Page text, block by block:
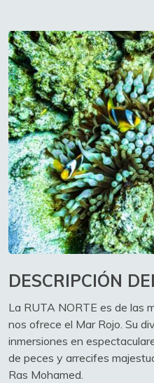
DESCRIPCIÓN
La RUTA NORTE es de las
nos ofrece el Mar Rojo. Su
inmersiones en
de peces y arrecifes
Ras Mohamed.